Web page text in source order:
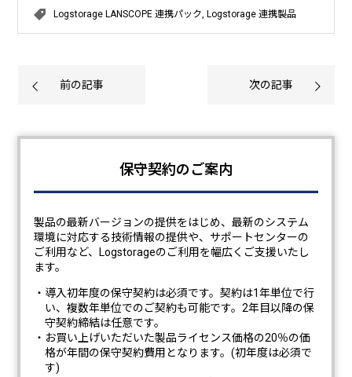
Logstorage LANSCOPE 連携パック ,Logstorage 連携製品
前の記事 次の記事
保守契約のご案内
製品の最新バージョンの提供をはじめ、最新のシステム
環境に対応する技術情報の提供や、サポートセンターの
ご利用など、Logstorageのご利用を幅広くご支援いたし
ます。
・導入初年度の保守契約は必須です。契約は1年単位で行
い、複数年単位でのご契約も可能です。2年目以降の保
守契約締結は任意です。
・お買い上げいただいた製品ライセンス価格の20％の価
格が年間の保守契約費用となります。(初年度は必須で
す)